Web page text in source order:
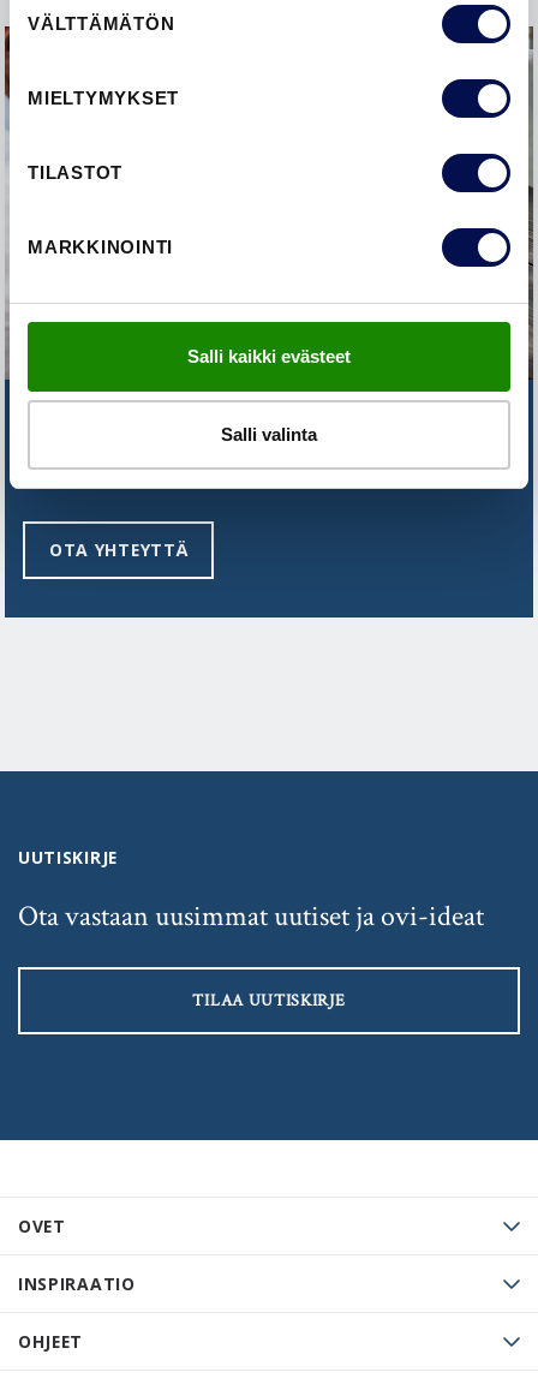
valinta
VÄLTTÄMÄTÖN
MIELTYMYKSET
TILASTOT
MARKKINOINTI
Salli kaikki evästeet
Salli valinta
ETKÖ LÖYDÄ VASTAUSTA
KYSYMYKSEESI?
OTA YHTEYTTÄ
OVET
INSPIRAATIO
OHJEET
UUTISKIRJE
Ota vastaan uusimmat uutiset ja ovi-ideat
TILAA UUTISKIRJE